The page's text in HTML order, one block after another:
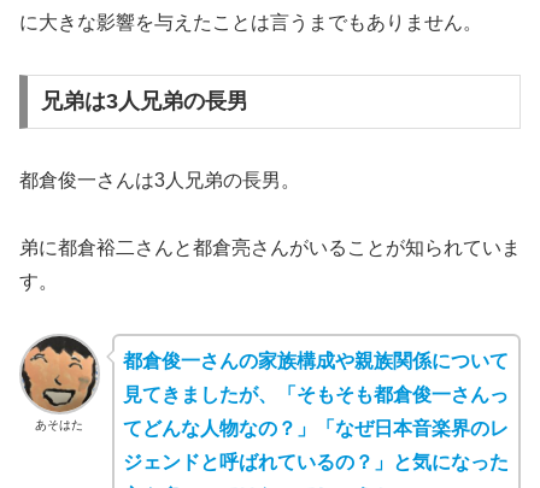
に大きな影響を与えたことは言うまでもありません。
兄弟は3人兄弟の長男
都倉俊一さんは3人兄弟の長男。
弟に都倉裕二さんと都倉亮さんがいることが知られていま
す。
あそはた
都倉俊一さんの家族構成や親族関係について
見てきましたが、「そもそも都倉俊一さんっ
てどんな人物なの？」「なぜ日本音楽界のレ
ジェンドと呼ばれているの？」と気になった